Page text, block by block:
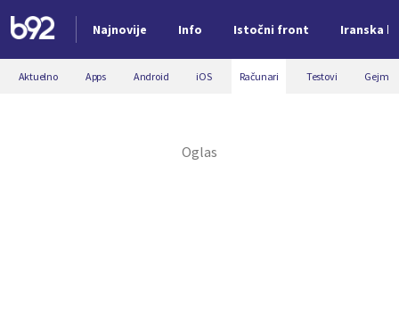
Najnovije Info Istočni front Iranska
Nova vest
Aktuelno Apps Android iOS Računari Testovi